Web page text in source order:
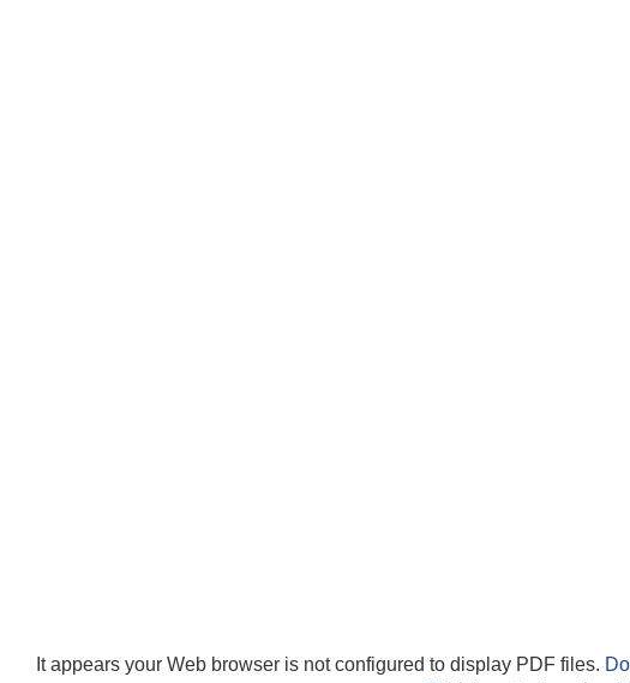
It appears your Web browser is not configured to display PDF files.